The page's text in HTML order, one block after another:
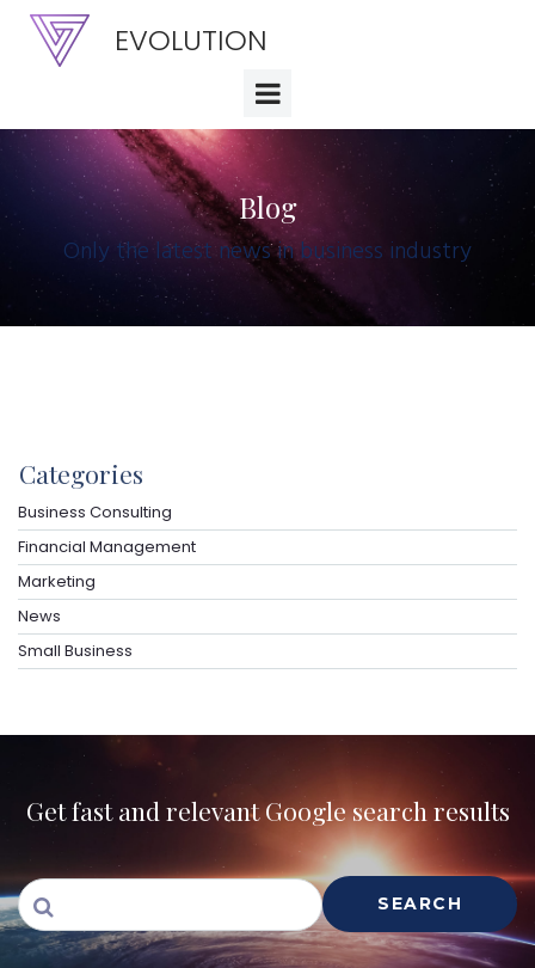
EVOLUTION
Blog
Only the latest news in business industry
Categories
Business Consulting
Financial Management
Marketing
News
Small Business
Get fast and relevant Google search results
SEARCH